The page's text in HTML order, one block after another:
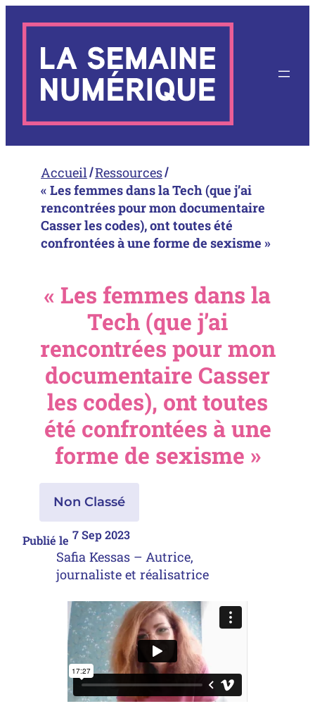
contenu
Accueil Ressources
« Les femmes dans la Tech (que j’ai
rencontrées pour mon documentaire
Casser les codes), ont toutes été
confrontées à une forme de sexisme »
« Les femmes dans la
Tech (que j’ai
rencontrées pour mon
documentaire Casser
les codes), ont toutes
été confrontées à une
forme de sexisme »
Non Classé
Publié le 7 Sep 2023
Safia Kessas – Autrice,
journaliste et réalisatrice